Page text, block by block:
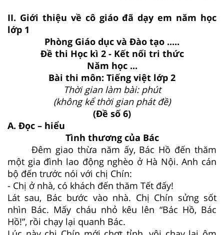
II. Giới thiệu về cô giáo đã dạy em năm học
lớp 1
Phòng Giáo dục và Đào tạo .....
Đề thi Học kì 2 - Kết nối tri thức
Năm học ...
Bài thi môn: Tiếng việt lớp 2
Thời gian làm bài: phút
(không kể thời gian phát đề)
(Đề số 6)
A. Đọc – hiểu
Tình thương của Bác
Đêm giao thừa năm ấy, Bác Hồ đến thăm
một gia đình lao động nghèo ở Hà Nội. Anh cán
bộ đến trước nói với chị Chín:
- Chị ở nhà, có khách đến thăm Tết đấy!
Lát sau, Bác bước vào nhà. Chị Chín sửng sốt
nhìn Bác. Mấy cháu nhỏ kêu lên “Bác Hồ, Bác
Hồ!”, rồi chạy lại quanh Bác.